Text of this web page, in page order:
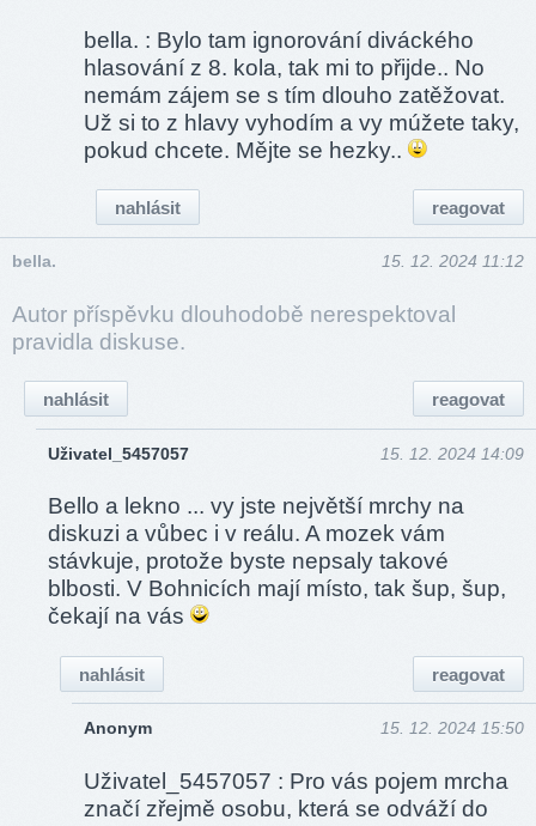
bella. : Bylo tam ignorování diváckého
hlasování z 8. kola, tak mi to přijde.. No
nemám zájem se s tím dlouho zatěžovat.
Už si to z hlavy vyhodím a vy múžete taky,
pokud chcete. Mějte se hezky..
reagovat
nahlásit
bella. 15. 12. 2024 11:12
Autor příspěvku dlouhodobě nerespektoval
pravidla diskuse.
reagovat
nahlásit
Uživatel_5457057 15. 12. 2024 14:09
Bello a lekno ... vy jste největší mrchy na
diskuzi a vůbec i v reálu. A mozek vám
stávkuje, protože byste nepsaly takové
blbosti. V Bohnicích mají místo, tak šup, šup,
čekají na vás
reagovat
nahlásit
Anonym 15. 12. 2024 15:50
Uživatel_5457057 : Pro vás pojem mrcha
značí zřejmě osobu, která se odváží do